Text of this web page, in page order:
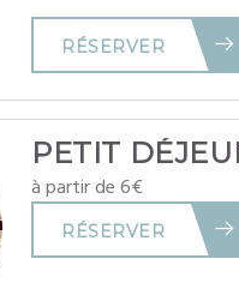
RÉSERVER
PETIT
à partir de 6€
RÉSERVER